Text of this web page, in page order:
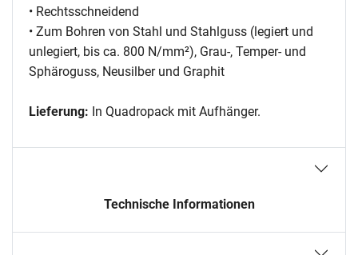
• Rechtsschneidend
• Zum Bohren von Stahl und Stahlguss (legiert und
unlegiert, bis ca. 800 N/mm²), Grau-, Temper- und
Sphäroguss, Neusilber und Graphit
Lieferung: In Quadropack mit Aufhänger.
Technische Informationen